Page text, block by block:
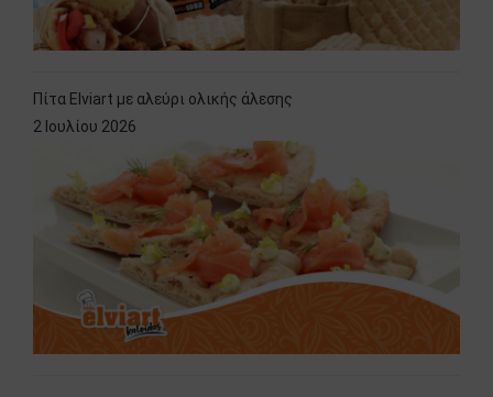
Πίτα Elviart με αλεύρι ολικής άλεσης
2 Ιουλίου 2026